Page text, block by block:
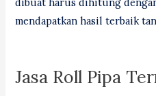
mendapatkan hasil terbaik
Jasa Roll Pipa